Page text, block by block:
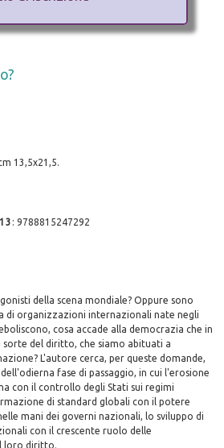
13,5x21,5.
:9788815247292
della scena mondiale? Oppure sono
di organizzazioni internazionali nate negli
cosa accade alla democrazia che in
sorte del diritto, che siamo abituati a
L'autore cerca, per queste domande,
fase di passaggio, in cui l'erosione
con il controllo degli Stati sui regimi
di standard globali con il potere
mani dei governi nazionali, lo sviluppo di
con il crescente ruolo delle
loro diritto.